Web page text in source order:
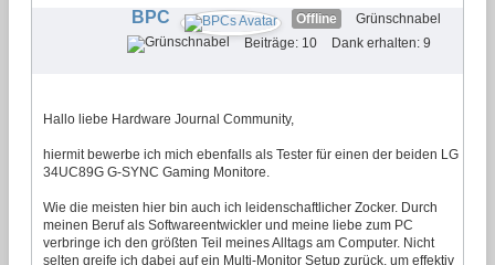
BPC Offline
Grünschnabel
Beiträge: 10
Dank erhalten: 9
Hallo liebe Hardware Journal Community,
hiermit bewerbe ich mich ebenfalls als Tester für einen der beiden LG
34UC89G G-SYNC Gaming Monitore.
Wie die meisten hier bin auch ich leidenschaftlicher Zocker. Durch
meinen Beruf als Softwareentwickler und meine liebe zum PC
verbringe ich den größten Teil meines Alltags am Computer. Nicht
selten greife ich dabei auf ein Multi-Monitor Setup zurück, um effektiv